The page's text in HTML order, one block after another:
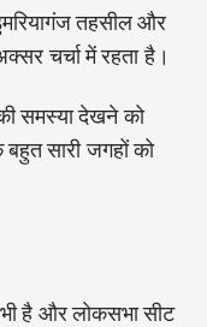
तहसील और
चर्चा में रहता है।
समस्या देखने को
सारी जगहों को
है और लोकसभा सीट